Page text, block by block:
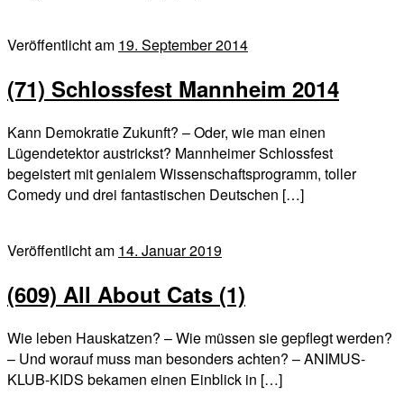
Veröffentlicht am 19. September 2014
(71) Schlossfest Mannheim 2014
Kann Demokratie Zukunft? – Oder, wie man einen
Lügendetektor austrickst? Mannheimer Schlossfest
begeistert mit genialem Wissenschaftsprogramm, toller
Comedy und drei fantastischen Deutschen […]
Veröffentlicht am 14. Januar 2019
(609) All About Cats (1)
Wie leben Hauskatzen? – Wie müssen sie gepflegt werden?
– Und worauf muss man besonders achten? – ANIMUS-
KLUB-KIDS bekamen einen Einblick in […]